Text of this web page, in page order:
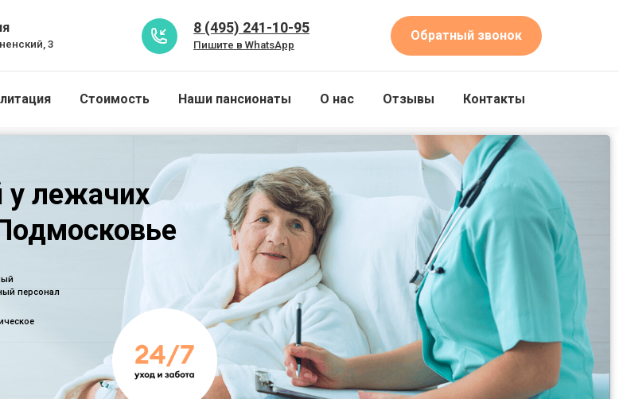
3
8 (495) 241-10-95
Пишите в WhatsApp
Обратный звонок
Стоимость Наши пансионаты О нас Отзывы Контакты
у лежачих
персонал